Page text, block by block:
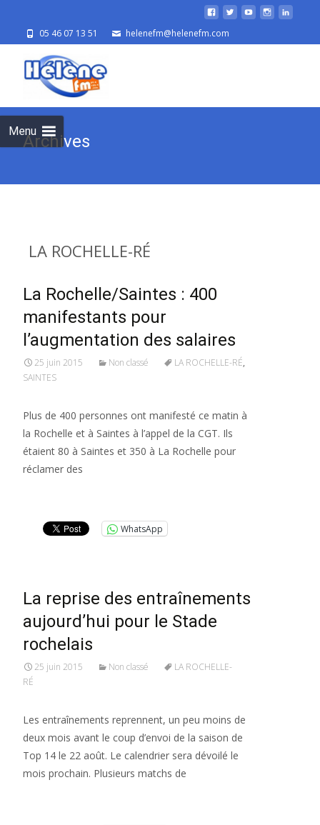
05 46 07 13 51 helenefm@helenefm.com
Menu
Archives
LA ROCHELLE-RÉ
La Rochelle/Saintes : 400
manifestants pour
l’augmentation des salaires
25 juin 2015 Non classé LA ROCHELLE-RÉ,
SAINTES
Plus de 400 personnes ont manifesté ce matin à
la Rochelle et à Saintes à l’appel de la CGT. Ils
étaient 80 à Saintes et 350 à La Rochelle pour
réclamer des
WhatsApp
La reprise des entraînements
aujourd’hui pour le Stade
rochelais
25 juin 2015 Non classé
LA ROCHELLE-
RÉ
Les entraînements reprennent, un peu moins de
deux mois avant le coup d’envoi de la saison de
Top 14 le 22 août. Le calendrier sera dévoilé le
mois prochain. Plusieurs matchs de